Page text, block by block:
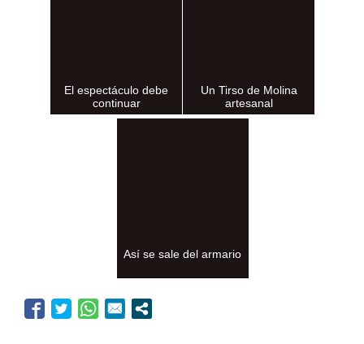
El espectáculo debe
continuar
Un Tirso de Molina
artesanal
Así se sale del armario